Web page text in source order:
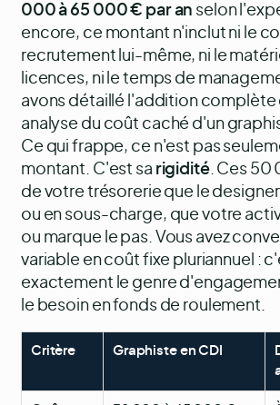
000 à 65 000 € par an selon
encore, ce montant n'inclut ni le
recrutement lui-même, ni le
licences, ni le temps de
avons détaillé l'addition complète
analyse du coût caché d'un
Ce qui frappe, ce n'est pas
montant. C'est sa rigidité. Ces 50
de votre trésorerie que le
ou en sous-charge, que votre
ou marque le pas. Vous avez
variable en coût fixe pluriannuel :
exactement le genre
le besoin en fonds de roulement.
Critère Graphiste en CDI